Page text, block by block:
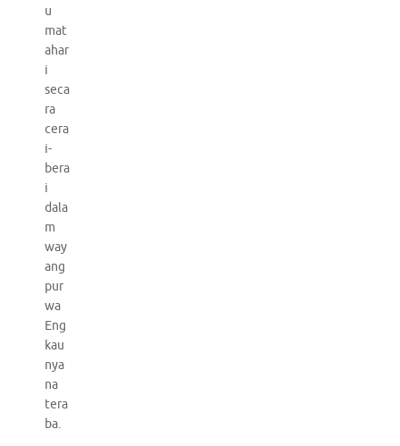
u
mat
ahar
i
seca
ra
cera
i-
bera
i
dala
m
way
ang
pur
wa
Eng
kau
nya
na
tera
ba.